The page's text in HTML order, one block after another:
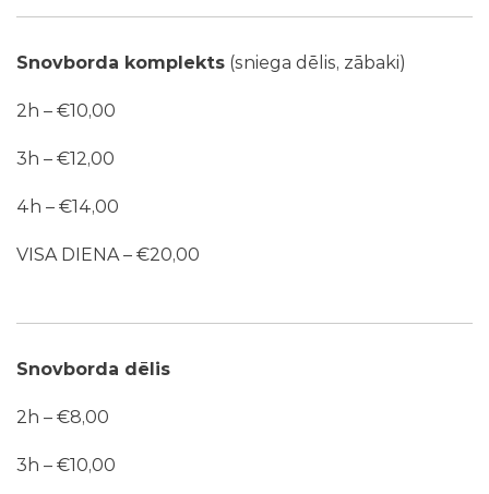
Snovborda komplekts (sniega dēlis, zābaki)
2h – €10,00
3h – €12,00
4h – €14,00
VISA DIENA – €20,00
Snovborda dēlis
2h – €8,00
3h – €10,00